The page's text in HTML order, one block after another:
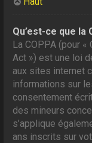
Qu’est-ce que la
La COPPA (pour
Act ») est une loi
aux sites internet
informations sur
consentement
des mineurs
s’applique
ans inscrits sur